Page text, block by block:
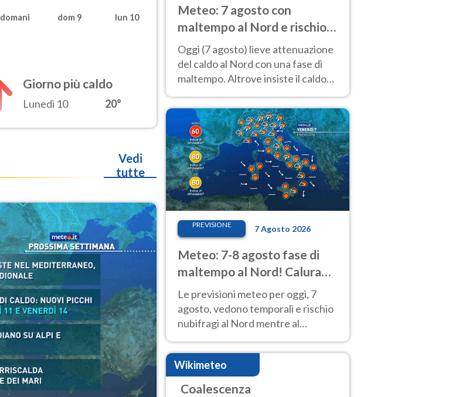
domani dom 9 lun 10
Giorno più caldo
Lunedì 10 20°
Vedi
tutte
Meteo: 7 agosto con
maltempo al Nord e rischio
nubifragi. Altrove caldo
estremo
Oggi (7 agosto) lieve attenuazione
del caldo al Nord con una fase di
maltempo. Altrove insiste il caldo
previsioni
PREVISIONE 7 Agosto 2026
Meteo: 7-8 agosto fase di
maltempo al Nord! Calura
fino a Ferragosto
Le previsioni meteo per oggi, 7
agosto, vedono temporali e rischio
nubifragi al Nord mentre al
Centro-Sud sole e caldo sempre
molto intenso.
Wikimeteo
Coalescenza